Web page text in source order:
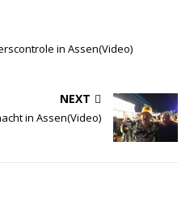
in Assen(Video)
NEXT
in Assen(Video)